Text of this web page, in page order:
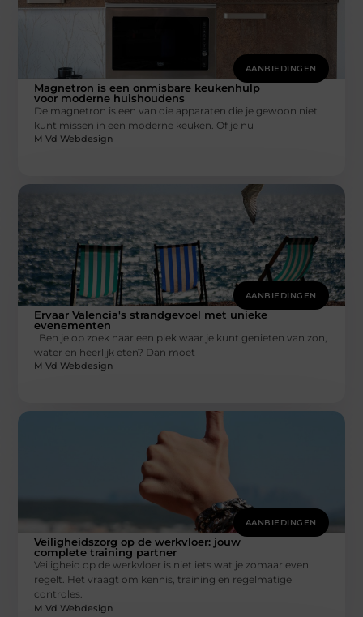
AANBIEDINGEN
Magnetron is een onmisbare keukenhulp
voor moderne huishoudens
De magnetron is een van die apparaten die je gewoon niet
kunt missen in een moderne keuken. Of je nu
M Vd Webdesign
AANBIEDINGEN
Ervaar Valencia's strandgevoel met unieke
evenementen
Ben je op zoek naar een plek waar je kunt genieten van zon,
water en heerlijk eten? Dan moet
M Vd Webdesign
AANBIEDINGEN
Veiligheidszorg op de werkvloer: jouw
complete training partner
Veiligheid op de werkvloer is niet iets wat je zomaar even
regelt. Het vraagt om kennis, training en regelmatige
controles.
M Vd Webdesign